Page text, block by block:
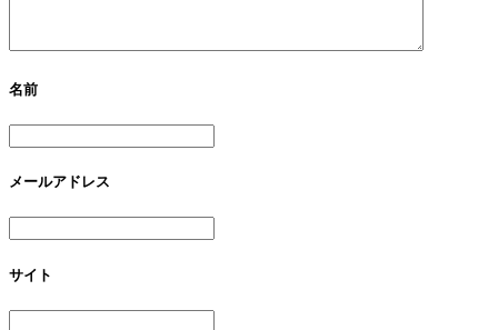
名前
メールアドレス
サイト